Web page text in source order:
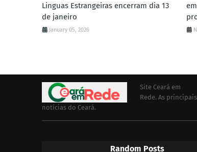
Linguas Estrangeiras encerram dia 13
de janeiro
January 05, 2026
Site Ceará em
Rede. As principais
notícias do Ceará.
Random Posts